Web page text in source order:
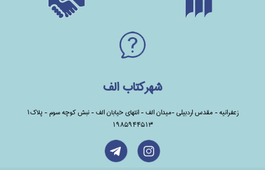
شهرکتاب الف
زعفرانیه - مقدس اردبیلی -میدان الف - انتهای خیابان الف - نبش کوچه سوم - پلاک1
1985944513